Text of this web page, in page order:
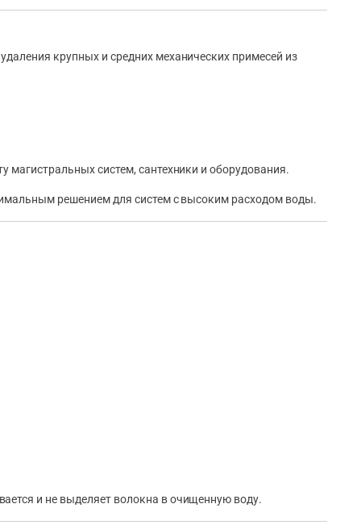
крупных и средних механических примесей из
магистральных систем, сантехники и оборудования.
решением для систем с высоким расходом воды.
и не выделяет волокна в очищенную воду.